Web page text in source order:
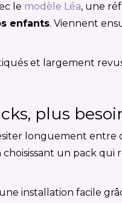
le modèle Léa, une
enfants. Viennent
et largement
plus
longuement entre
choisissant un pack
installation facile